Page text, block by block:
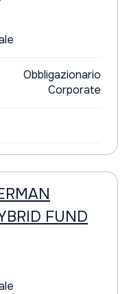
Obbligazionario
Corporate
FUND